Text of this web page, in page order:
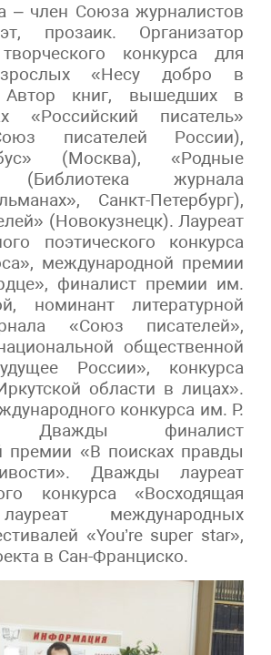
– член Союза журналистов
прозаик. Организатор
конкурса для
«Несу добро в
Автор книг, вышедших в
«Российский писатель»
писателей России),
(Москва), «Родные
(Библиотека журнала
Санкт-Петербург),
(Новокузнецк). Лауреат
поэтического конкурса
международной премии
финалист премии им.
номинант литературной
«Союз писателей»,
общественной
России», конкурса
области в лицах».
конкурса им. Р.
Дважды финалист
премии «В поисках правды
Дважды лауреат
конкурса «Восходящая
международных
«You’re super star»,
в Сан-Франциско.